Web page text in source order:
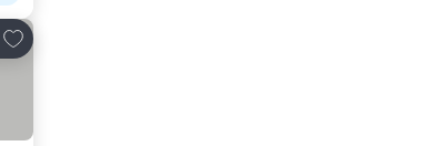
Lisää suosikkeihin